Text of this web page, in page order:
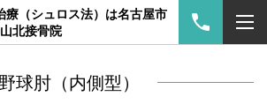
療（シュロス法）は名古屋市
北接骨院
野球肘（内側型）